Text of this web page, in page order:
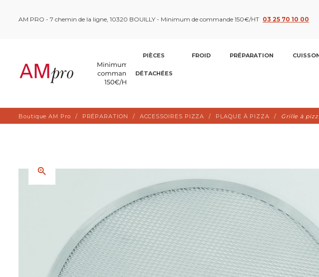
AM PRO - 7 chemin de la ligne, 10320 BOUILLY - Minimum de commande 150€/HT 03 25 70 10 00
PIÈCES
DÉTACHÉES
FROID PRÉPARATION
Boutique AM Pro PRÉPARATION ACCESSOIRES PIZZA PLAQUE À PIZZA Grille à
zoom_in